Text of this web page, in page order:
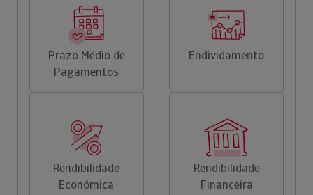
Prazo Médio de
Pagamentos
Endividamento
Rendibilidade
Económica
Rendibilidade
Financeira